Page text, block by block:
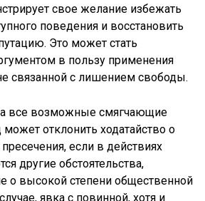
свое желание избежать
поведения и восстановить
Это может стать
в пользу применения
связанной с лишением свободы.
все возможные смягчающие
может отклонить ходатайство о
если в действиях
другие обстоятельства,
о высокой степени общественной
явка с повинной, хотя и